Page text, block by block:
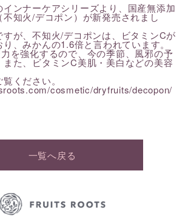
ンナーケアシリーズより、国産無添加
不知火/デコポン）が新発売されまし
が、不知火/デコポンは、ビタミンCが
り、みかんの1.6倍と言われています。
を強化するので、今の季節、風邪の予
また、ビタミンC美肌・美白などの美容
ください。
cosmetic/dryfruits/decopon/
一覧へ戻る